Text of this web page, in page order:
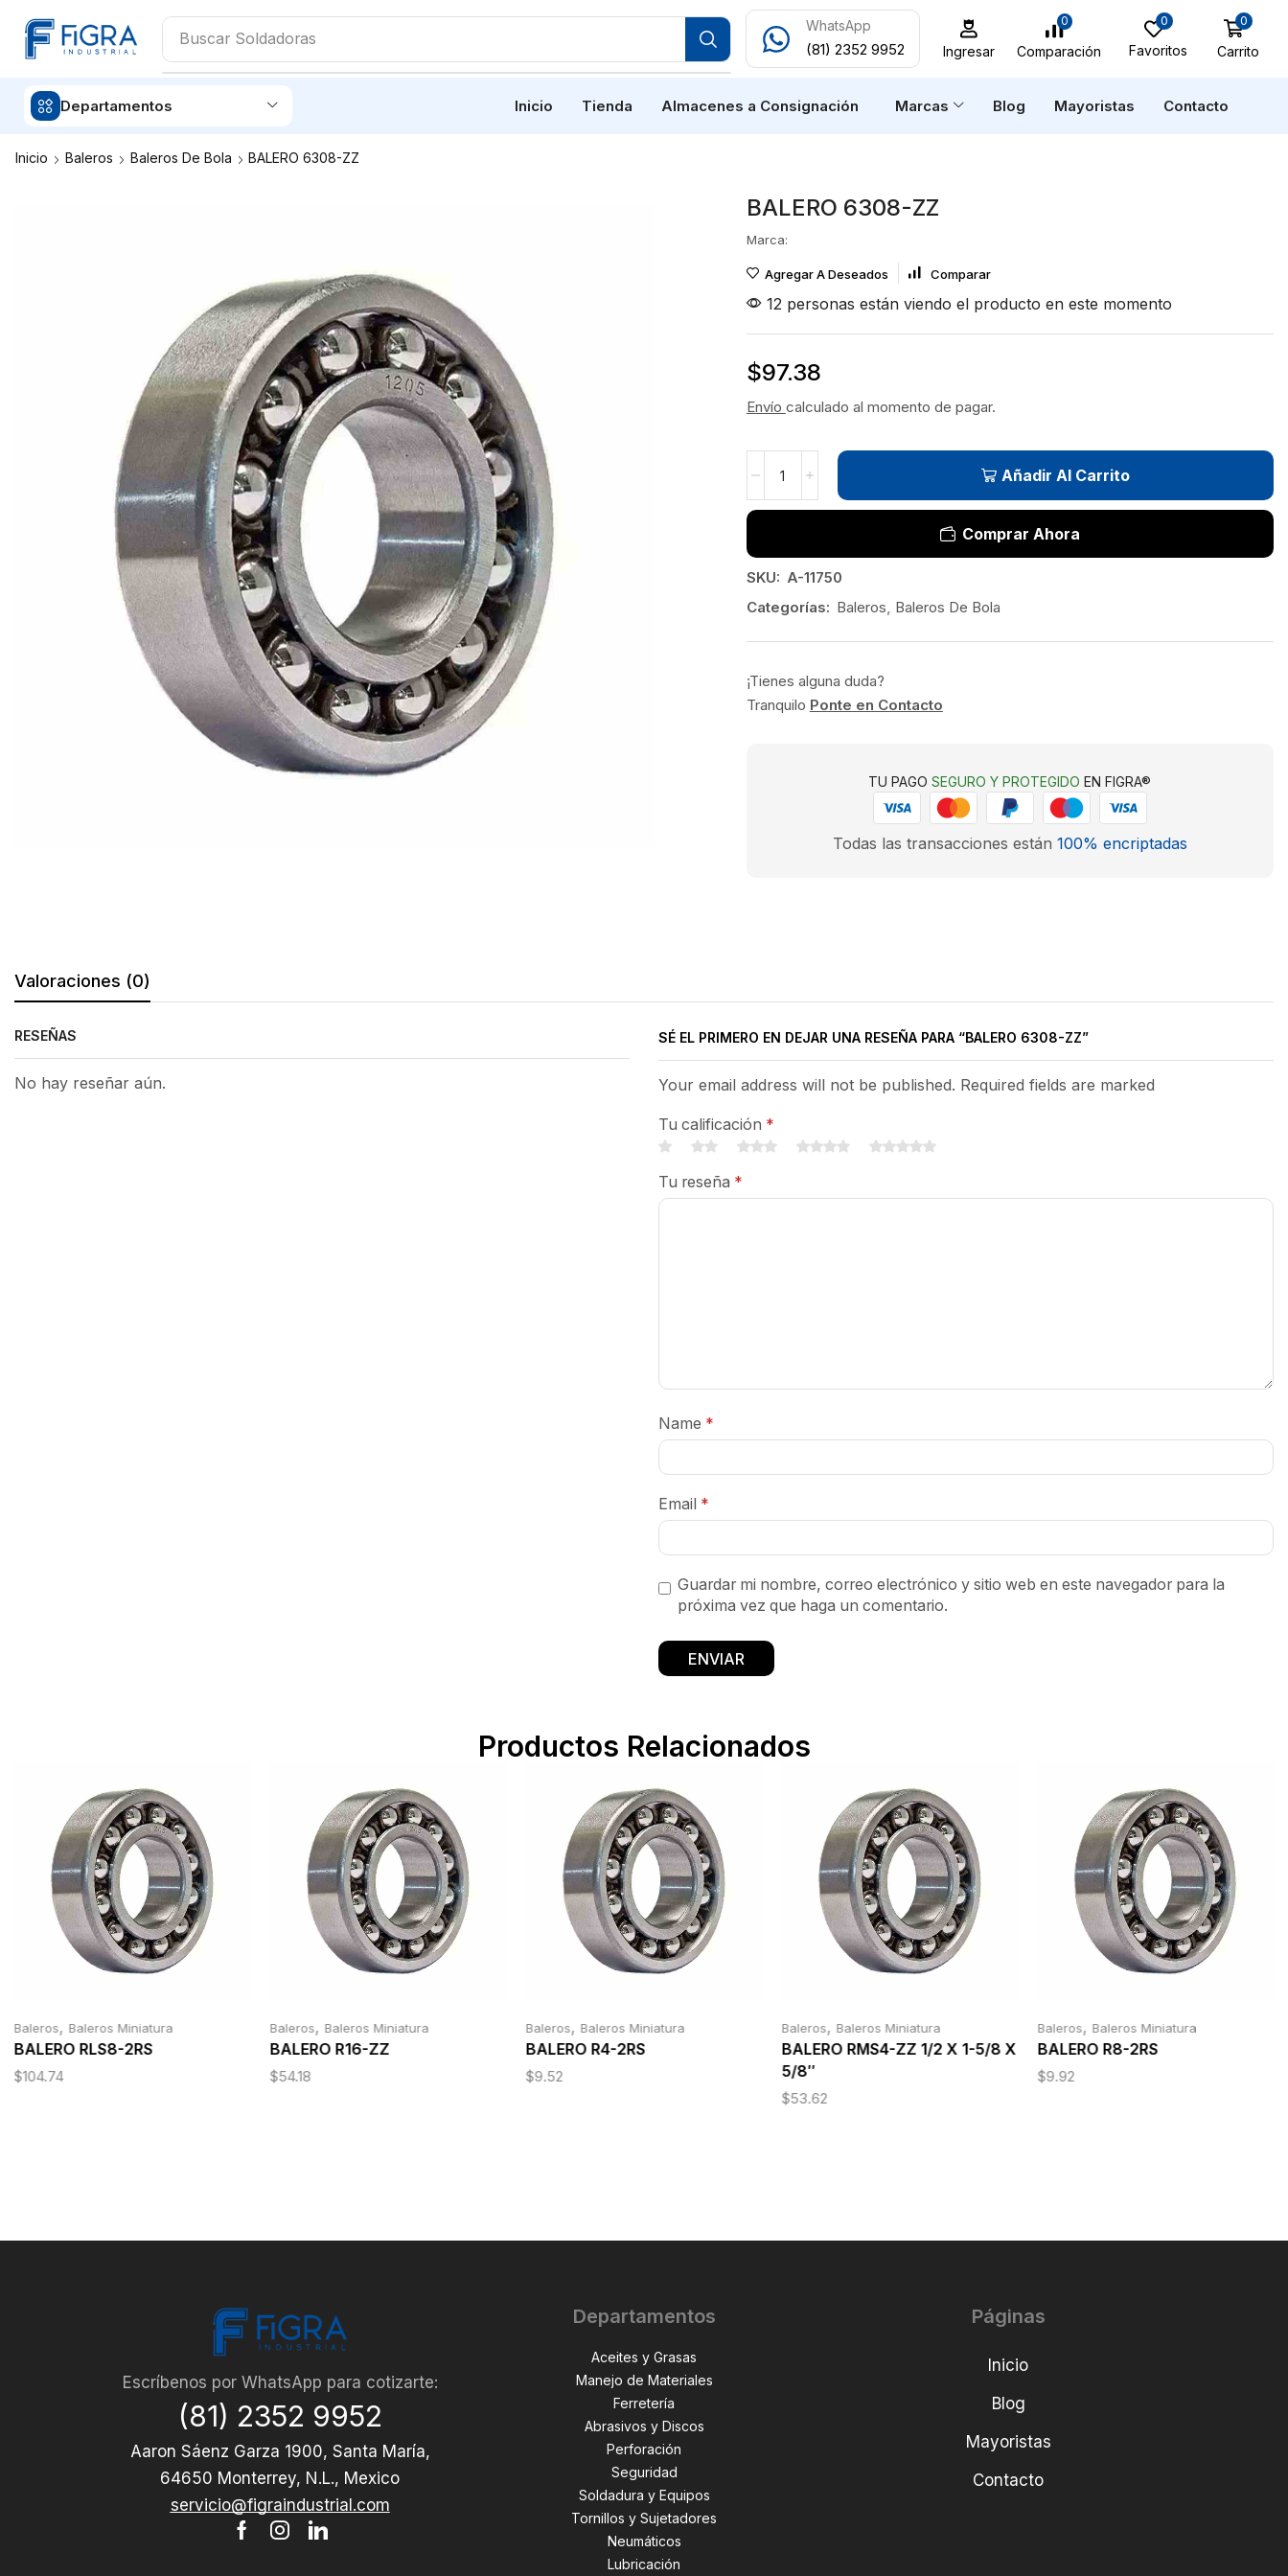
Buscar Soldadoras
WhatsApp
(81) 2352 9952 Ingresar
0
Comparación
0
Favoritos
0
Carrito
Departamentos Inicio Tienda Almacenes a Consignación Marcas Blog Mayoristas Contacto
Inicio Baleros Baleros De Bola BALERO 6308-ZZ
BALERO 6308-ZZ
Marca:
Agregar A Deseados Comparar
12 personas están viendo el producto en este momento
$97.38
Envío calculado al momento de pagar.
Añadir Al Carrito
Comprar Ahora
SKU: A-11750
Categorías: Baleros, Baleros De Bola
¡Tienes alguna duda?
Tranquilo Ponte en Contacto
TU PAGOSEGURO Y PROTEGIDO EN FIGRA®
Todas las transacciones están 100% encriptadas
Valoraciones (0)
RESEÑAS
No hay reseñar aún.
SÉ EL PRIMERO EN DEJAR UNA RESEÑA PARA “BALERO 6308-ZZ”
Your email address will not be published. Required fields are marked
Tu calificación *
Tu reseña *
Name *
Email *
Guardar mi nombre, correo electrónico y sitio web en este navegador para la
próxima vez que haga un comentario.
Productos Relacionados
Baleros, Baleros Miniatura
BALERO RLS8-2RS
$104.74
Baleros, Baleros Miniatura
BALERO R16-ZZ
$54.18
Baleros, Baleros Miniatura
BALERO R4-2RS
$9.52
Baleros, Baleros Miniatura
BALERO RMS4-ZZ 1/2 X 1-5/8 X
5/8″
$53.62
Baleros, Baleros Miniatura
BALERO R8-2RS
$9.92
Escríbenos por WhatsApp para cotizarte:
(81) 2352 9952
Aaron Sáenz Garza 1900, Santa María,
64650 Monterrey, N.L., Mexico
servicio@figraindustrial.com
Departamentos
Aceites y Grasas
Manejo de Materiales
Ferretería
Abrasivos y Discos
Perforación
Seguridad
Soldadura y Equipos
Tornillos y Sujetadores
Neumáticos
Lubricación
Páginas
Inicio
Blog
Mayoristas
Contacto